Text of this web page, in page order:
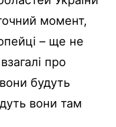
момент,
– ще не
про
будуть
вони там